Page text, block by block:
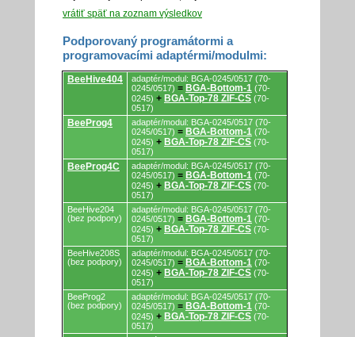
vrátiť späť na zoznam výsledkov
Podporovaný programátormi a
programovacími adaptérmi/modulmi:
Podporovaný
programátormi
adaptérmi/modulmi.
BeeHive404
adaptér/modul: BGA-0245/0517 (70-
0245/0517) = BGA-Bottom-1 (70-
0245) + BGA-Top-78 ZIF-CS (70-
0517)
BeeProg4
adaptér/modul: BGA-0245/0517 (70-
0245/0517) = BGA-Bottom-1 (70-
0245) + BGA-Top-78 ZIF-CS (70-
0517)
BeeProg4C
adaptér/modul: BGA-0245/0517 (70-
0245/0517) = BGA-Bottom-1 (70-
0245) + BGA-Top-78 ZIF-CS (70-
0517)
BeeHive204
(bez podpory)
adaptér/modul: BGA-0245/0517 (70-
0245/0517) = BGA-Bottom-1 (70-
0245) + BGA-Top-78 ZIF-CS (70-
0517)
BeeHive208S
(bez podpory)
adaptér/modul: BGA-0245/0517 (70-
0245/0517) = BGA-Bottom-1 (70-
0245) + BGA-Top-78 ZIF-CS (70-
0517)
BeeProg2
(bez podpory)
adaptér/modul: BGA-0245/0517 (70-
0245/0517) = BGA-Bottom-1 (70-
0245) + BGA-Top-78 ZIF-CS (70-
0517)